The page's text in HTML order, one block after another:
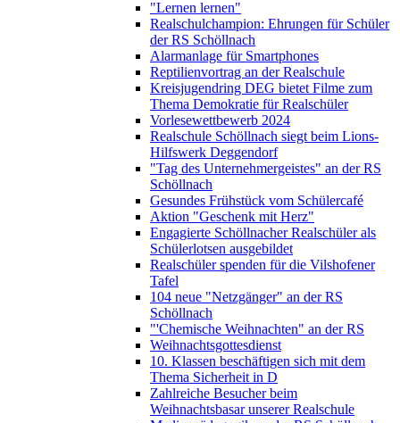
"Lernen lernen"
Realschulchampion: Ehrungen für Schüler
der RS Schöllnach
Alarmanlage für Smartphones
Reptilienvortrag an der Realschule
Kreisjugendring DEG bietet Filme zum
Thema Demokratie für Realschüler
Vorlesewettbewerb 2024
Realschule Schöllnach siegt beim Lions-
Hilfswerk Deggendorf
"Tag des Unternehmergeistes" an der RS
Schöllnach
Gesundes Frühstück vom Schülercafé
Aktion "Geschenk mit Herz"
Engagierte Schöllnacher Realschüler als
Schülerlotsen ausgebildet
Realschüler spenden für die Vilshofener
Tafel
104 neue "Netzgänger" an der RS
Schöllnach
"'Chemische Weihnachten" an der RS
Weihnachtsgottesdienst
10. Klassen beschäftigen sich mit dem
Thema Sicherheit in D
Zahlreiche Besucher beim
Weihnachtsbasar unserer Realschule